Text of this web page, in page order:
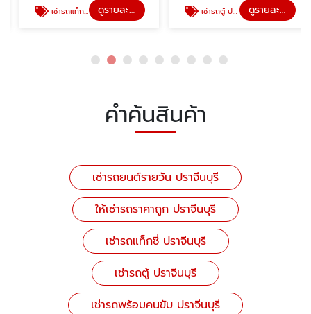
เช่ารถแท็กซี่ ปราจีนบุรี ดูรายละเอียด เช่ารถตู้ ปราจีนบุรี ดูรายละเอียด
คำค้นสินค้า
เช่ารถยนต์รายวัน ปราจีนบุรี
ให้เช่ารถราคาถูก ปราจีนบุรี
เช่ารถแท็กซี่ ปราจีนบุรี
เช่ารถตู้ ปราจีนบุรี
เช่ารถพร้อมคนขับ ปราจีนบุรี